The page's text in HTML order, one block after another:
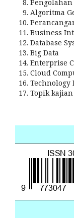
Algoritma
Business
Database
Big Data
Enterprise
Cloud
Technology
Topik